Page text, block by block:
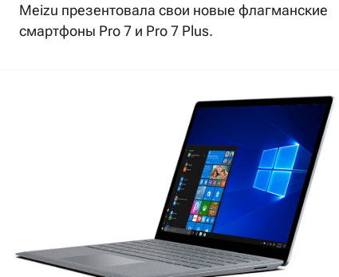
Meizu презентовала свои новые флагманские
смартфоны Pro 7 и Pro 7 Plus.